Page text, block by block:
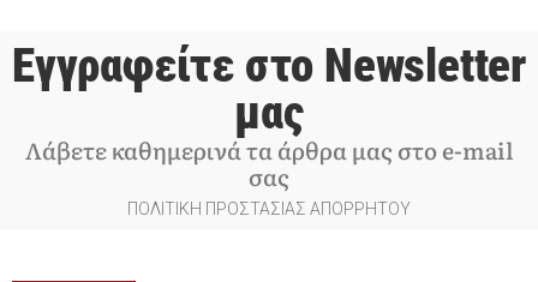
Εγγραφείτε στο Newsletter
μας
Λάβετε καθημερινά τα άρθρα μας στο e-mail
σας
ΠΟΛΙΤΙΚΗ ΠΡΟΣΤΑΣΙΑΣ ΑΠΟΡΡΗΤΟΥ